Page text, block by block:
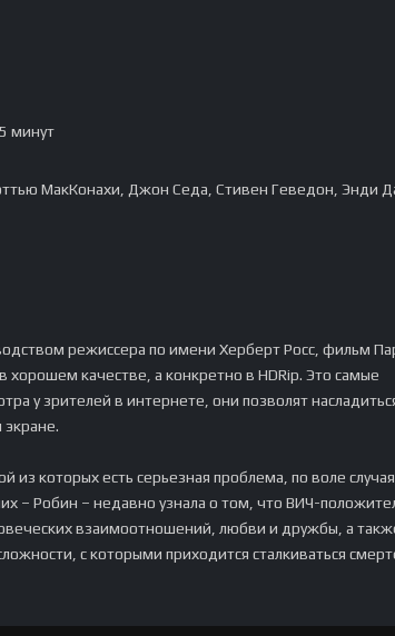
минут
МакКонахи, Джон Седа, Стивен Геведон, Энди
режиссера по имени Херберт Росс, фильм
качестве, а конкретно в HDRip. Это самые
у зрителей в интернете, они позволят
которых есть серьезная проблема, по воле случая
– Робин – недавно узнала о том, что ВИЧ-
взаимоотношений, любви и дружбы, а
с которыми приходится сталкиваться